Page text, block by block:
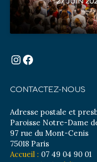
Instagram
Facebook
CONTACTEZ-NOUS
Adresse postale et
Paroisse Notre-Dame
97 rue du Mont-Cenis
75018 Paris
Accueil : 07 49 04 90 01